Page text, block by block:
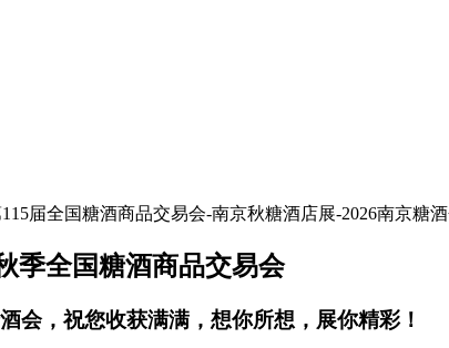
季全国糖酒商品交易会
会，祝您收获满满，想你所想，展你精彩！